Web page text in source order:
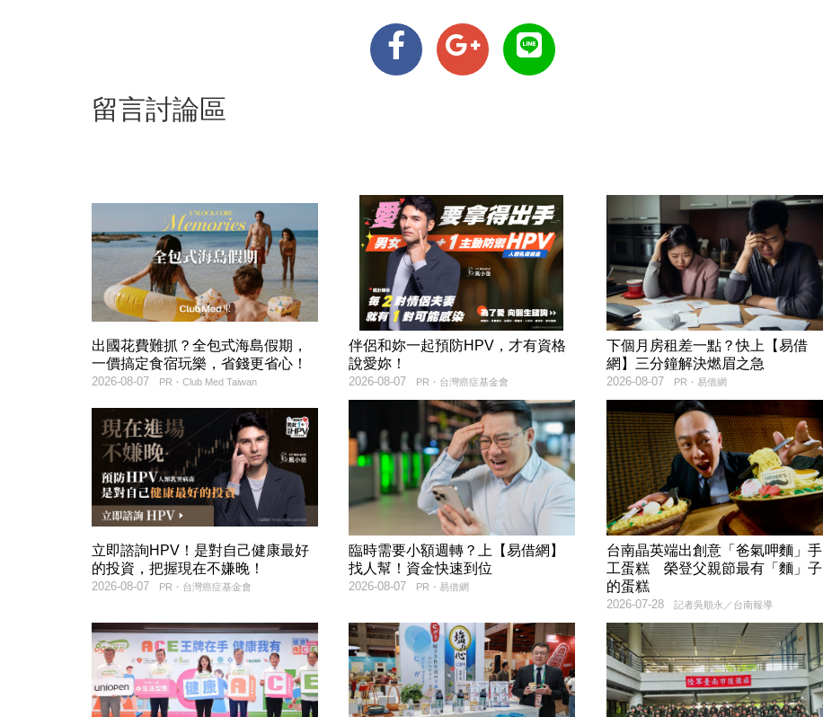
留言討論區
出國花費難抓？全包式海島假期，
一價搞定食宿玩樂，省錢更省心！
PR・Club Med Taiwan
2026-08-07
伴侶和妳一起預防HPV，才有資格
說愛妳！
PR・台灣癌症基金會
2026-08-07
下個月房租差一點？快上【易借
網】三分鐘解決燃眉之急
PR・易借網
2026-08-07
立即諮詢HPV！是對自己健康最好
的投資，把握現在不嫌晚！
PR・台灣癌症基金會
2026-08-07
臨時需要小額週轉？上【易借網】
找人幫！資金快速到位
PR・易借網
2026-08-07
台南晶英端出創意「爸氣呷麵」手
工蛋糕 榮登父親節最有「麵」子
的蛋糕
記者吳順永／台南報導
2026-07-28